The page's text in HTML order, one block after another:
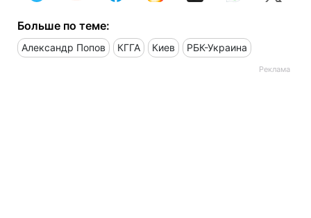
Больше по теме:
Александр Попов КГГА Киев РБК-Украина